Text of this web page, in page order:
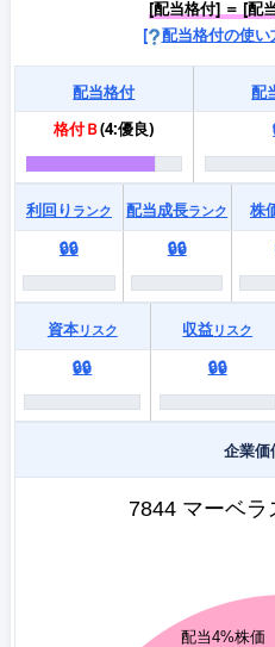
[配当格付] ＝ [配
[
配当格付の使
配当格付 配
格付Ｂ(4:優良)
利回り ランク 配当成長ランク 株
🔒🔒 🔒🔒
資本リスク 収益リスク
🔒🔒 🔒🔒
企業価